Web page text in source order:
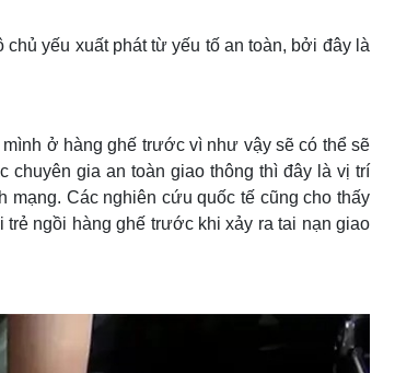
yếu xuất phát từ yếu tố an toàn, bởi đây là
ở hàng ghế trước vì như vậy sẽ có thể sẽ
chuyên gia an toàn giao thông thì đây là vị trí
mạng. Các nghiên cứu quốc tế cũng cho thấy
ngồi hàng ghế trước khi xảy ra tai nạn giao